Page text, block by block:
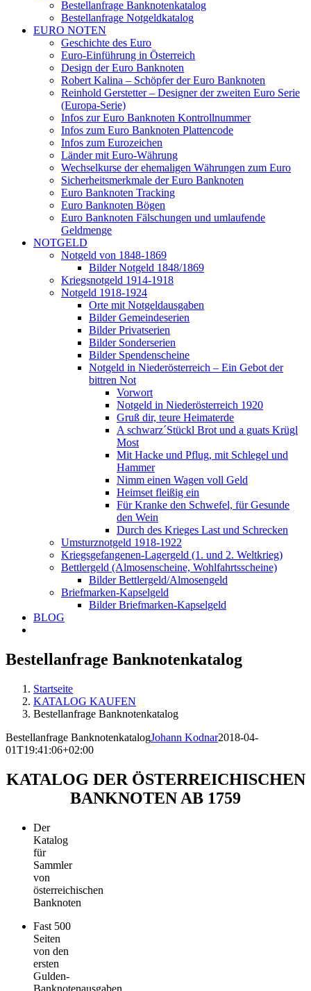
Bestellanfrage Banknotenkatalog
Bestellanfrage Notgeldkatalog
EURO NOTEN
Geschichte des Euro
Euro-Einführung in Österreich
Design der Euro Banknoten
Robert Kalina – Schöpfer der Euro Banknoten
Reinhold Gerstetter – Designer der zweiten Euro Serie
(Europa-Serie)
Infos zur Euro Banknoten Kontrollnummer
Infos zum Euro Banknoten Plattencode
Infos zum Eurozeichen
Länder mit Euro-Währung
Wechselkurse der ehemaligen Währungen zum Euro
Sicherheitsmerkmale der Euro Banknoten
Euro Banknoten Tracking
Euro Banknoten Bögen
Euro Banknoten Fälschungen und umlaufende
Geldmenge
NOTGELD
Notgeld von 1848-1869
Bilder Notgeld 1848/1869
Kriegsnotgeld 1914-1918
Notgeld 1918-1924
Orte mit Notgeldausgaben
Bilder Gemeindeserien
Bilder Privatserien
Bilder Sonderserien
Bilder Spendenscheine
Notgeld in Niederösterreich – Ein Gebot der
bittren Not
Vorwort
Notgeld in Niederösterreich 1920
Gruß dir, teure Heimaterde
A schwarz´Stückl Brot und a guats Krügl
Most
Mit Hacke und Pflug, mit Schlegel und
Hammer
Nimm einen Wagen voll Geld
Heimset fleißig ein
Für Kranke den Schwefel, für Gesunde
den Wein
Durch des Krieges Last und Schrecken
Umsturznotgeld 1918-1922
Kriegsgefangenen-Lagergeld (1. und 2. Weltkrieg)
Bettlergeld (Almosenscheine, Wohlfahrtsscheine)
Bilder Bettlergeld/Almosengeld
Briefmarken-Kapselgeld
Bilder Briefmarken-Kapselgeld
BLOG
Bestellanfrage Banknotenkatalog
Startseite
KATALOG KAUFEN
Bestellanfrage Banknotenkatalog
Bestellanfrage BanknotenkatalogJohann Kodnar2018-04-
01T19:41:06+02:00
KATALOG DER ÖSTERREICHISCHEN
BANKNOTEN AB 1759
Der
Katalog
für
Sammler
von
österreichischen
Banknoten
Fast 500
Seiten
von den
ersten
Gulden-
Banknotenausgaben